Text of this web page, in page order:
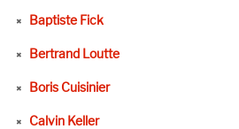
Baptiste Fick
Bertrand Loutte
Boris Cuisinier
Calvin Keller